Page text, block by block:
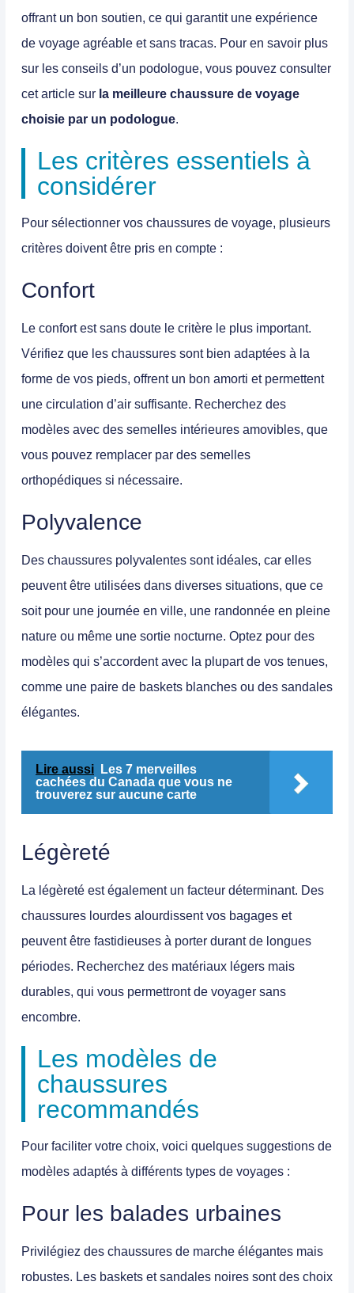
offrant un bon soutien, ce qui garantit une expérience
de voyage agréable et sans tracas. Pour en savoir plus
sur les conseils d’un podologue, vous pouvez consulter
cet article sur la meilleure chaussure de voyage
choisie par un podologue.
Les critères essentiels à
considérer
Pour sélectionner vos chaussures de voyage, plusieurs
critères doivent être pris en compte :
Confort
Le confort est sans doute le critère le plus important.
Vérifiez que les chaussures sont bien adaptées à la
forme de vos pieds, offrent un bon amorti et permettent
une circulation d’air suffisante. Recherchez des
modèles avec des semelles intérieures amovibles, que
vous pouvez remplacer par des semelles
orthopédiques si nécessaire.
Polyvalence
Des chaussures polyvalentes sont idéales, car elles
peuvent être utilisées dans diverses situations, que ce
soit pour une journée en ville, une randonnée en pleine
nature ou même une sortie nocturne. Optez pour des
modèles qui s’accordent avec la plupart de vos tenues,
comme une paire de baskets blanches ou des sandales
élégantes.
Lire aussi
Les 7 merveilles
cachées du Canada que vous ne
trouverez sur aucune carte
Légèreté
La légèreté est également un facteur déterminant. Des
chaussures lourdes alourdissent vos bagages et
peuvent être fastidieuses à porter durant de longues
périodes. Recherchez des matériaux légers mais
durables, qui vous permettront de voyager sans
encombre.
Les modèles de
chaussures
recommandés
Pour faciliter votre choix, voici quelques suggestions de
modèles adaptés à différents types de voyages :
Pour les balades urbaines
Privilégiez des chaussures de marche élégantes mais
robustes. Les baskets etsandales noires sont des choix